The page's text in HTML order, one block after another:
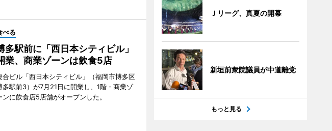
べる
多駅前に「西日本シティビル」
業、商業ゾーンは飲食5店
合ビル「西日本シティビル」（福岡市博多区
多駅前3）が7月21日に開業し、1階・商業ゾ
ンに飲食店5店舗がオープンした。
Ｊリーグ、真夏の開幕
新垣前衆院議員が中道離党
もっと見る